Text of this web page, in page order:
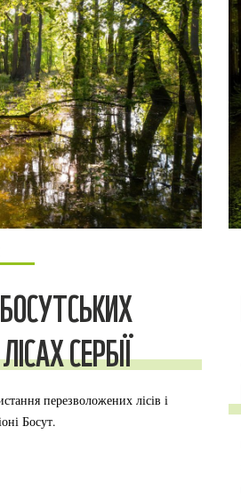
СЕРБІЇ
перезволожених лісів і
Босут.